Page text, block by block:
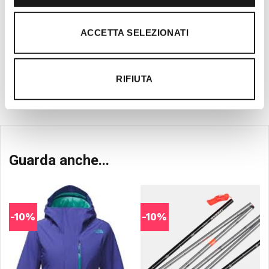
ACCETTA SELEZIONATI
RIFIUTA
diverse attività outdoor ed è in continuo
aggiornamento per offrire al cliente il
consulenza tecnica.
Guarda anche...
-10% -10%